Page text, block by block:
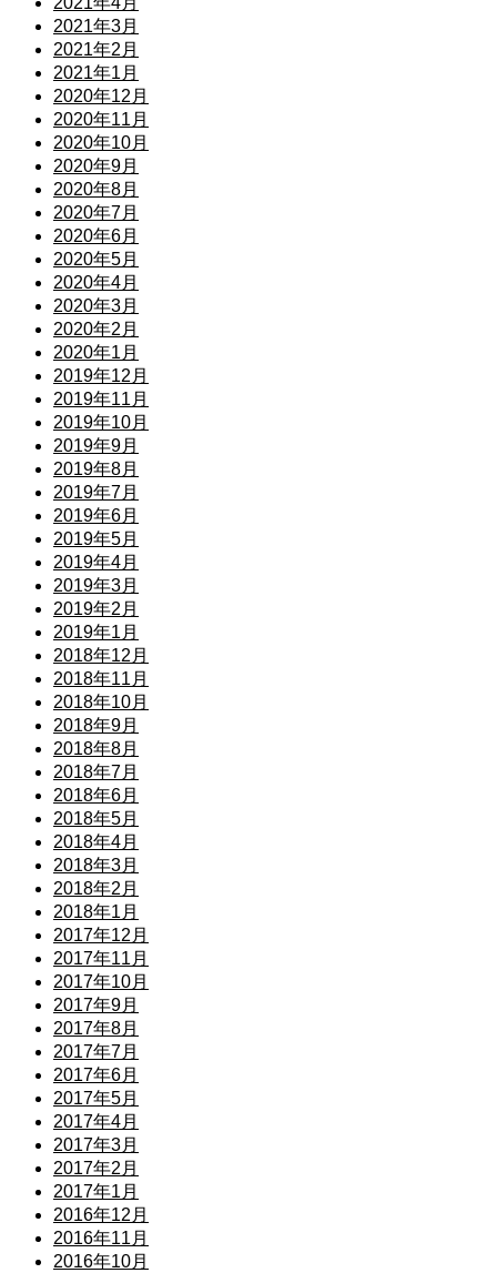
2021年3月
2021年2月
2021年1月
2020年12月
2020年11月
2020年10月
2020年9月
2020年8月
2020年7月
2020年6月
2020年5月
2020年4月
2020年3月
2020年2月
2020年1月
2019年12月
2019年11月
2019年10月
2019年9月
2019年8月
2019年7月
2019年6月
2019年5月
2019年4月
2019年3月
2019年2月
2019年1月
2018年12月
2018年11月
2018年10月
2018年9月
2018年8月
2018年7月
2018年6月
2018年5月
2018年4月
2018年3月
2018年2月
2018年1月
2017年12月
2017年11月
2017年10月
2017年9月
2017年8月
2017年7月
2017年6月
2017年5月
2017年4月
2017年3月
2017年2月
2017年1月
2016年12月
2016年11月
2016年10月